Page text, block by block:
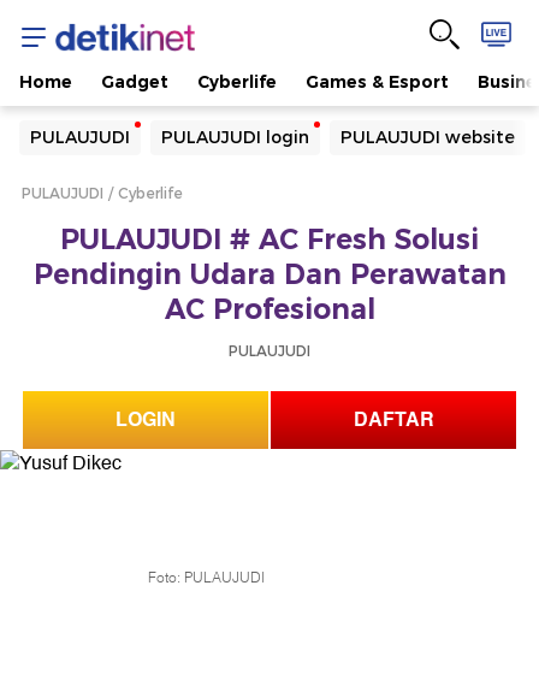
Home Gadget Cyberlife Games & Esport
PULAUJUDI PULAUJUDI login PULAUJUDI website
Yang sedang ramai dicari
Loading...
Loading...
PULAUJUDI Cyberlife
PULAUJUDI # AC Fresh Solusi
Pendingin Udara Dan Perawatan
AC Profesional
PULAUJUDI
LOGIN DAFTAR
Foto: PULAUJUDI